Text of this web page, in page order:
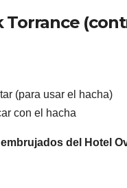
(para usar el hacha)
con el hacha
del Hotel